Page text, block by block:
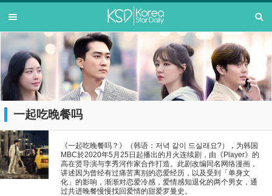
一起吃晚餐吗
《一起吃晚餐吗？》（韩语：저녁 같이 드실래요?），为韩国
MBC於2020年5月25日起播出的月火连续剧，由《Player》的
高在贤导演与李秀河作家合作打造。此剧改编同名网络漫画，
讲述因为曾经有过痛苦离别的恋爱经历，以及受到「单身文
化」的影响，渐渐对恋爱冷感，爱情感知退化的两个男女，通
过共进晚餐慢慢找回爱情的甜爱罗曼史。